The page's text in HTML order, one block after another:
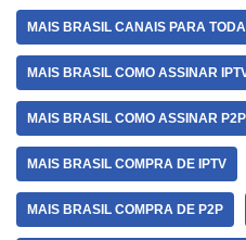
MAIS BRASIL CANAIS PARA
MAIS BRASIL COMO ASSINAR
MAIS BRASIL COMO ASSINAR P2P
MAIS BRASIL COMPRA DE IPTV
MAIS BRASIL COMPRA DE P2P